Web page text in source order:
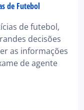
de Futebol
de futebol,
decisões
as informações
de agente